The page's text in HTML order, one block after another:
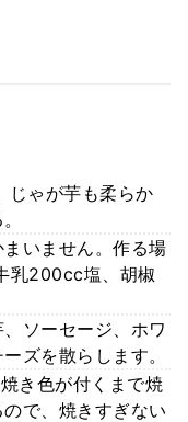
じゃが芋も柔らか
いません。作る場
乳200cc塩、胡椒
ソーセージ、ホワ
ズを散らします。
き色が付くまで焼
で、焼きすぎない